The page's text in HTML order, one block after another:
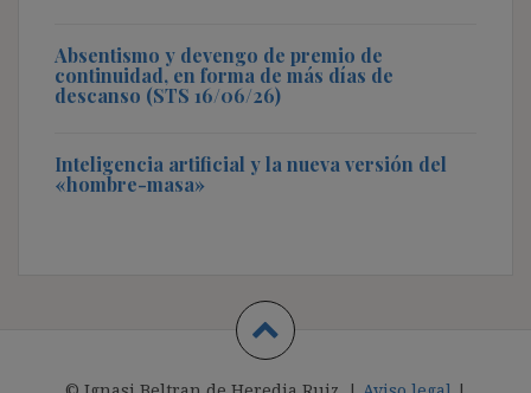
Absentismo y devengo de premio de
continuidad, en forma de más días de
descanso (STS 16/06/26)
Inteligencia artificial y la nueva versión del
«hombre-masa»